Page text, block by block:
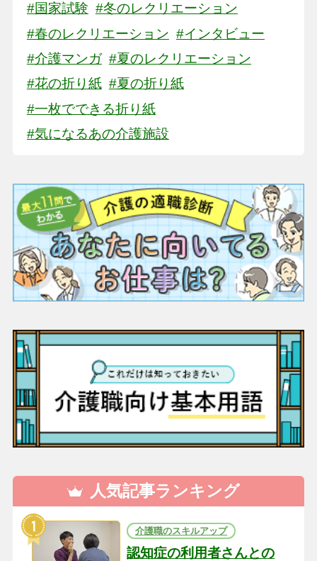
#国家試験 #冬のレクリエーション
#春のレクリエーション #インタビュー
#介護マンガ #夏のレクリエーション
#花の折り紙 #夏の折り紙
#一枚でできる折り紙
#気になるあの介護施設
人気記事ランキング
介護職のスキルアップ
認知症の利用者さんとの